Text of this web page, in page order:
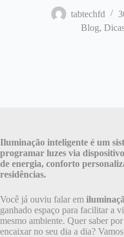
tabtechfd
Blog,
Iluminação inteligente é um
programar luzes via
de energia, conforto
residências.
Você já ouviu falar em
ganhado espaço para facilitar a
mesmo ambiente. Quer saber
encaixar no seu dia a dia?